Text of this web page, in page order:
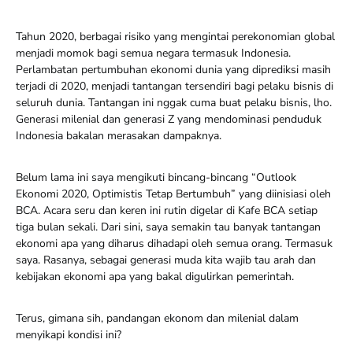
Tahun 2020, berbagai risiko yang mengintai perekonomian global
menjadi momok bagi semua negara termasuk Indonesia.
Perlambatan pertumbuhan ekonomi dunia yang diprediksi masih
terjadi di 2020, menjadi tantangan tersendiri bagi pelaku bisnis di
seluruh dunia. Tantangan ini nggak cuma buat pelaku bisnis, lho.
Generasi milenial dan generasi Z yang mendominasi penduduk
Indonesia bakalan merasakan dampaknya.
Belum lama ini saya mengikuti bincang-bincang “Outlook
Ekonomi 2020, Optimistis Tetap Bertumbuh” yang diinisiasi oleh
BCA. Acara seru dan keren ini rutin digelar di Kafe BCA setiap
tiga bulan sekali. Dari sini, saya semakin tau banyak tantangan
ekonomi apa yang diharus dihadapi oleh semua orang. Termasuk
saya. Rasanya, sebagai generasi muda kita wajib tau arah dan
kebijakan ekonomi apa yang bakal digulirkan pemerintah.
Terus, gimana sih, pandangan ekonom dan milenial dalam
menyikapi kondisi ini?